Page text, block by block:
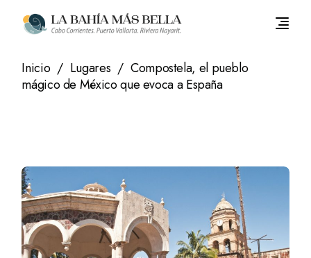
contenido
Inicio Lugares
Compostela, el pueblo
mágico de México que evoca a España